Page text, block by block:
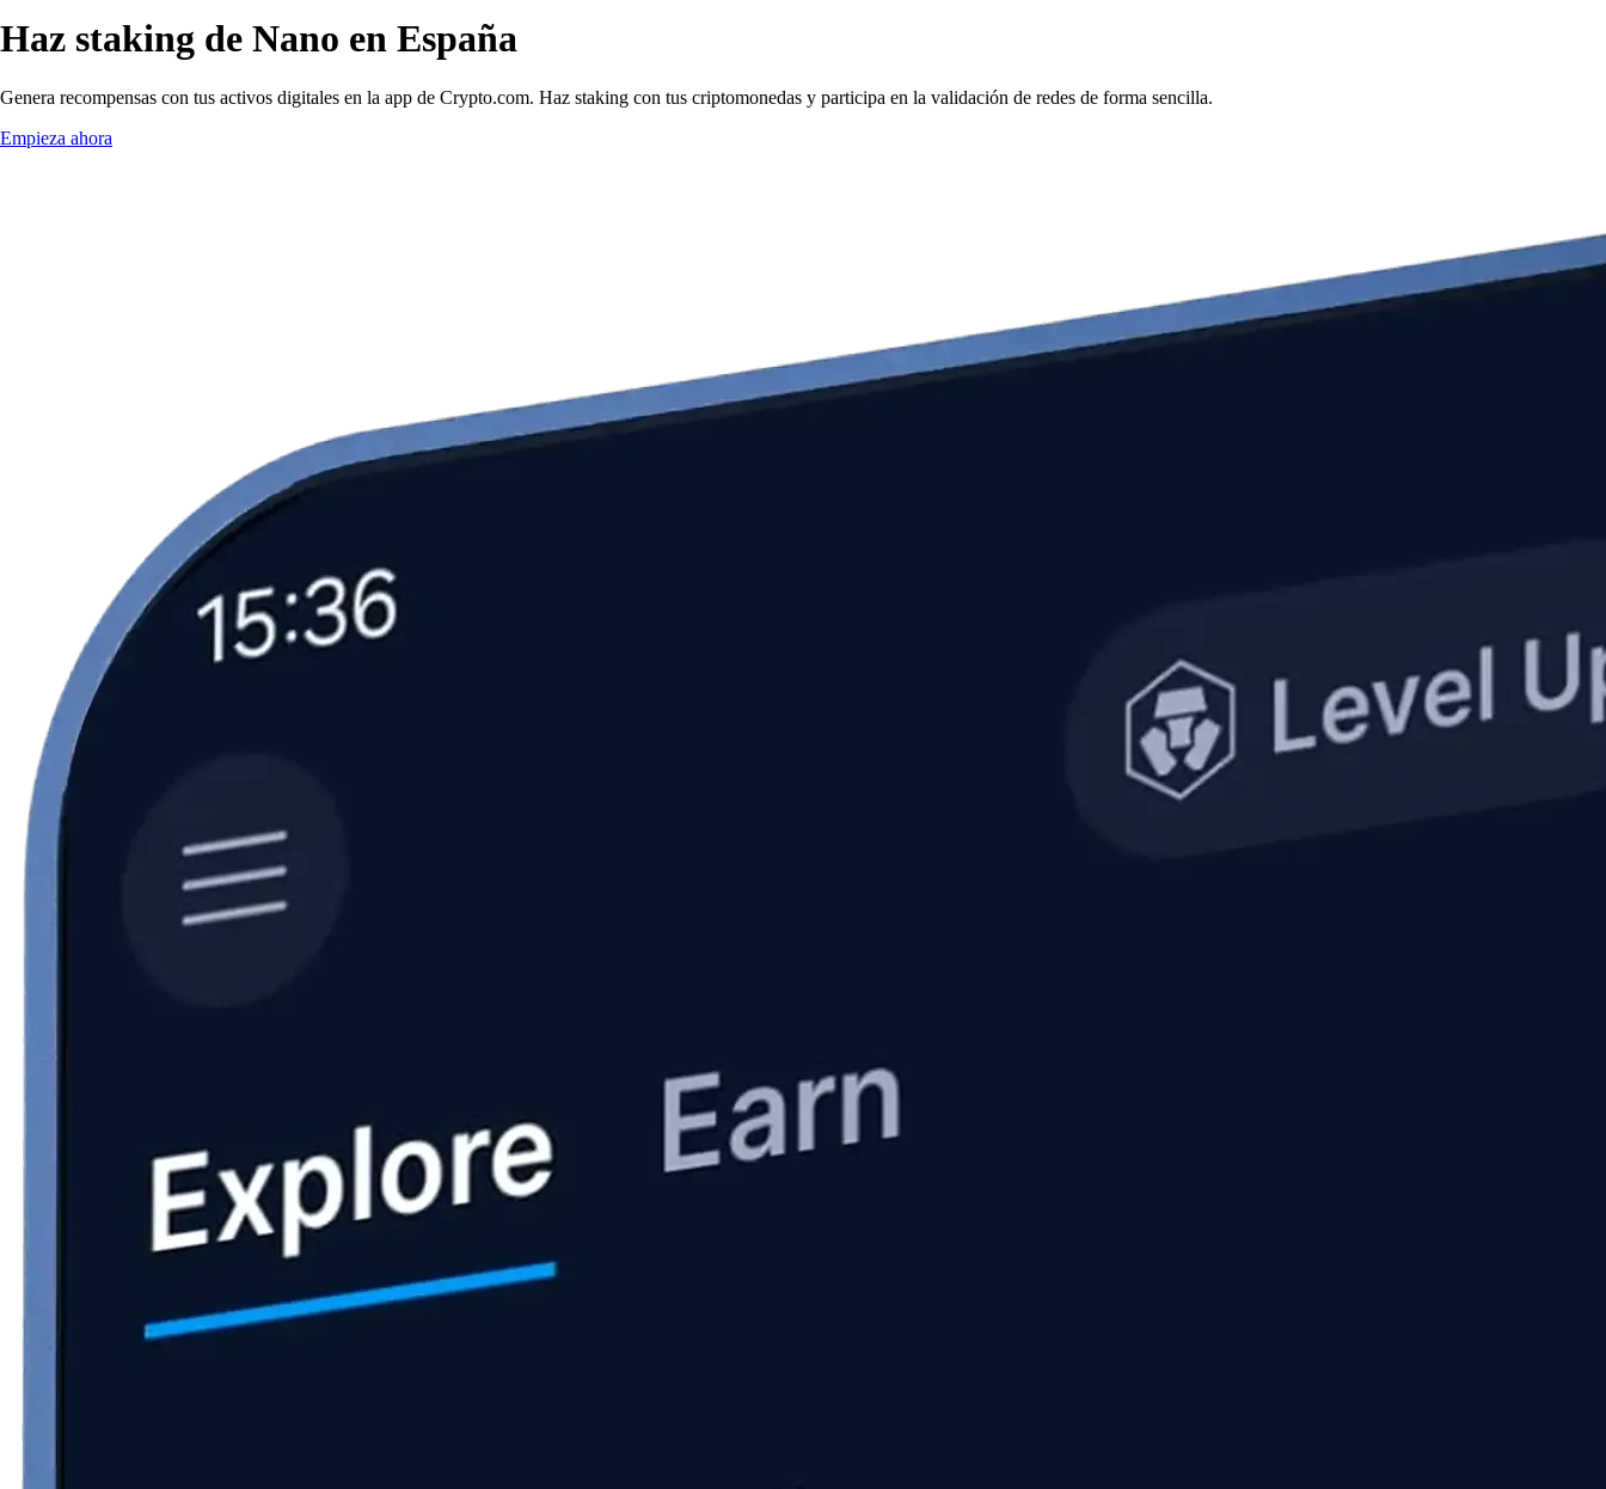
Haz staking de Nano en España
Genera recompensas con tus activos digitales en la app de Crypto.com. Haz staking con tus criptomonedas y participa en la validación de redes de forma sencilla.
Empieza ahora